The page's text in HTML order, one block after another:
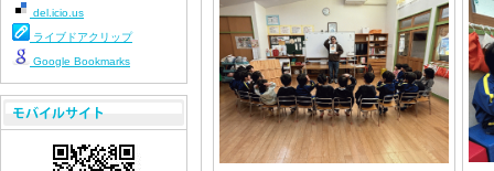
del.icio.us
ライブドアクリップ
Google Bookmarks